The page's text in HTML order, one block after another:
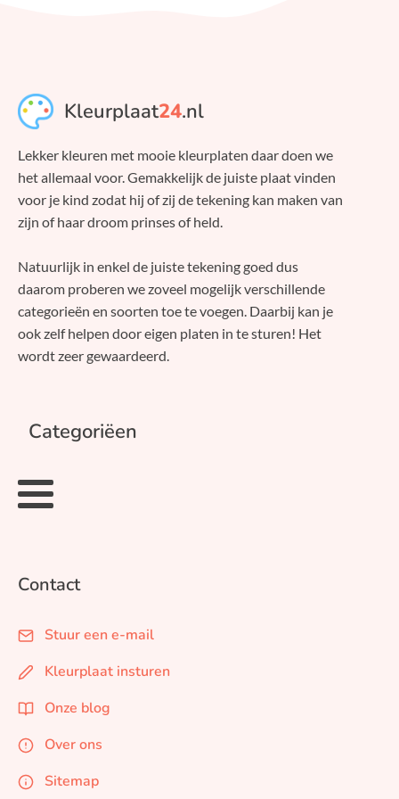
Kleurplaat24.nl
Lekker kleuren met mooie kleurplaten daar doen we
het allemaal voor. Gemakkelijk de juiste plaat vinden
voor je kind zodat hij of zij de tekening kan maken van
zijn of haar droom prinses of held.
Natuurlijk in enkel de juiste tekening goed dus
daarom proberen we zoveel mogelijk verschillende
categorieën en soorten toe te voegen. Daarbij kan je
ook zelf helpen door eigen platen in te sturen! Het
wordt zeer gewaardeerd.
Categoriëen
Contact
Stuur een e-mail
Kleurplaat insturen
Onze blog
Over ons
Sitemap